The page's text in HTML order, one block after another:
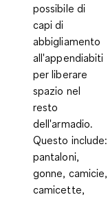
possibile di
capi di
abbigliamento
all'appendiabiti
per liberare
spazio nel
resto
dell'armadio.
Questo include:
pantaloni,
gonne, camicie,
camicette,